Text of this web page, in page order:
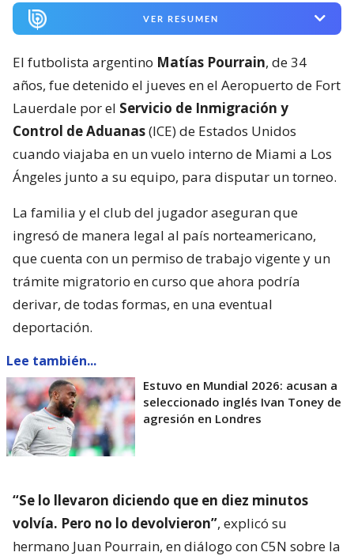
VER RESUMEN
El futbolista argentino Matías Pourrain, de 34
años, fue detenido el jueves en el Aeropuerto de Fort
Lauerdale por el Servicio de Inmigración y
Control de Aduanas(ICE) de Estados Unidos
cuando viajaba en un vuelo interno de Miami a Los
Ángeles junto a su equipo, para disputar un torneo.
La familia y el club del jugador aseguran que
ingresó de manera legal al país norteamericano,
que cuenta con un permiso de trabajo vigente y un
trámite migratorio en curso que ahora podría
derivar, de todas formas, en una eventual
deportación.
Lee también...
Estuvo en Mundial 2026: acusan a
seleccionado inglés Ivan Toney de
agresión en Londres
“Se lo llevaron diciendo que en diez minutos
volvía. Pero no lo devolvieron”, explicó su
hermano Juan Pourrain, en diálogo con C5N sobre la